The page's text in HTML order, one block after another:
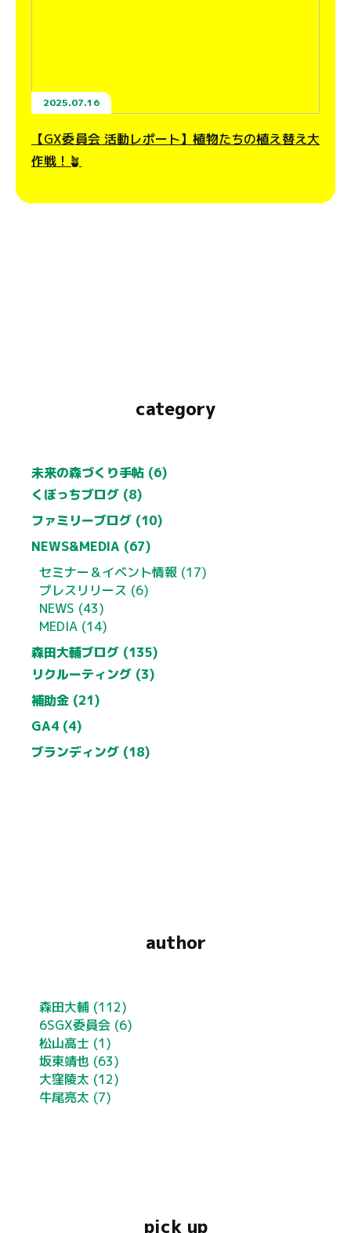
2025.07.16
【GX委員会 活動レポート】植物たちの植え替え大
作戦！🪴
category
未来の森づくり手帖 (6)
くぼっちブログ (8)
ファミリーブログ (10)
NEWS&MEDIA (67)
セミナー＆イベント情報 (17)
プレスリリース (6)
NEWS (43)
MEDIA (14)
森田大輔ブログ (135)
リクルーティング (3)
補助金 (21)
GA4 (4)
ブランディング (18)
author
森田大輔 (112)
6SGX委員会 (6)
松山高士 (1)
坂東靖也 (63)
大窪陵太 (12)
牛尾亮太 (7)
pick up